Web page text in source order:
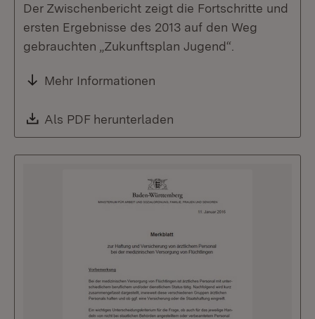
Der Zwischenbericht zeigt die Fortschritte und
ersten Ergebnisse des 2013 auf den Weg
gebrauchten „Zukunftsplan Jugend“.
Mehr Informationen
Download:
Als PDF herunterladen